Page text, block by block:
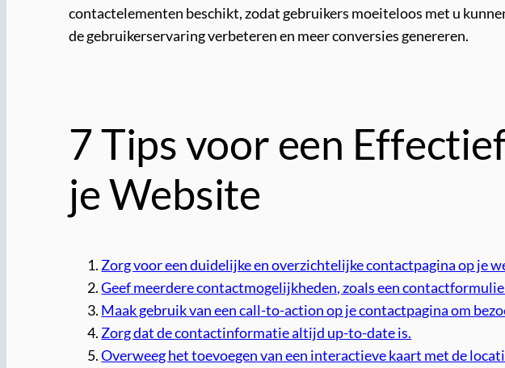
contactelementen beschikt, zodat gebruikers moeiteloos met u
de gebruikerservaring verbeteren en meer conversies genereren.
7 Tips voor een
je Website
Zorg voor een duidelijke en overzichtelijke contactpagina op je
Geef meerdere contactmogelijkheden, zoals een
Maak gebruik van een call-to-action op je contactpagina om
Zorg dat de contactinformatie altijd up-to-date is.
Overweeg het toevoegen van een interactieve kaart met de